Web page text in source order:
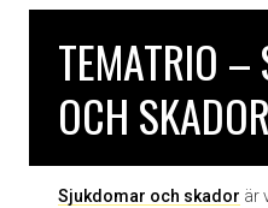
o
l
s
k
TEMATRIO –
OCH SKADOR
Sjukdomar och skador är